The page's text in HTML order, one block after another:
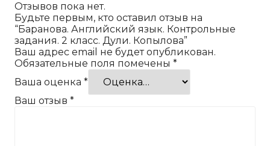
Отзывов пока нет.
Будьте первым, кто оставил отзыв на
“Баранова. Английский язык. Контрольные
задания. 2 класс. Дули. Копылова”
Ваш адрес email не будет опубликован.
Обязательные поля помечены *
Ваша оценка *
Ваш отзыв *